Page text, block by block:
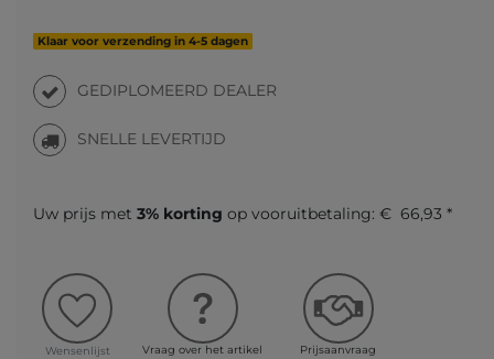
Klaar voor verzending in 4-5 dagen
GEDIPLOMEERD DEALER
SNELLE LEVERTIJD
Uw prijs met 3% korting op vooruitbetaling: € 66,93 *
Wensenlijst Vraag over het artikel Prijsaanvraag